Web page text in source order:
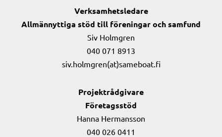
Verksamhetsledare
Allmännyttiga stöd till föreningar och samfund
Siv Holmgren
040 071 8913
siv.holmgren(at)sameboat.fi
Projektrådgivare
Företagsstöd
Hanna Hermansson
040 026 0411